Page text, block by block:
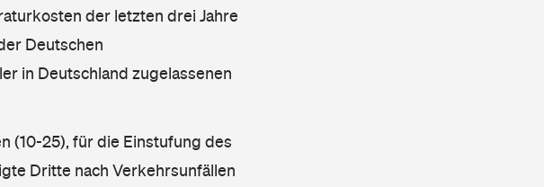
der letzten drei Jahre
Deutschen
in Deutschland zugelassenen
(10-25), für die Einstufung des
Dritte nach Verkehrsunfällen